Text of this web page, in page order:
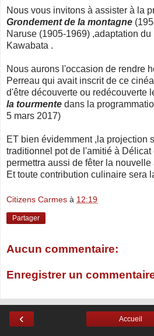
Nous vous invitons à assister à la
Grondement de la montagne
Naruse (1905-1969) ,adaptation
Kawabata .
Nous aurons l'occasion de rendre
Perreau qui avait inscrit de ce
d'être découverte ou redécouverte
la tourmente dans la
5 mars 2017)
ET bien évidemment ,la projection
traditionnel pot de l'amitié à
permettra aussi de fêter la nouvelle
Et toute contribution culinaire sera
Citizens Carmes à 12:19
Partager
Aucun commentaire:
Enregistrer un
‹ Accueil